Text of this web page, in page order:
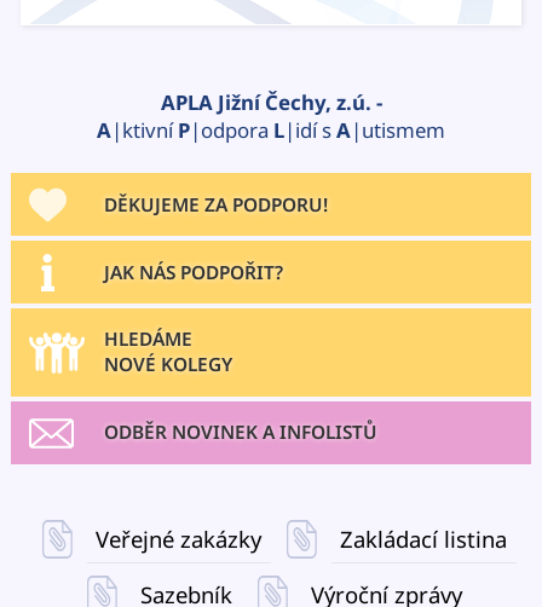
APLA Jižní Čechy, z.ú. -
A|ktivníP|odpora L|idí sA|utismem
DĚKUJEME ZA PODPORU!
JAK NÁS PODPOŘIT?
HLEDÁME
NOVÉ KOLEGY
ODBĚR NOVINEK A INFOLISTŮ
Veřejné zakázky
Zakládací listina
Sazebník
Výroční zprávy